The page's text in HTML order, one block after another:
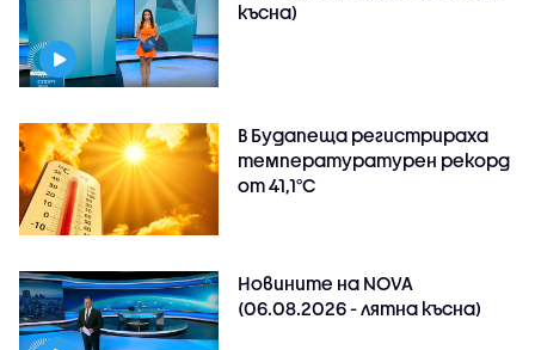
късна)
В Будапеща регистрираха
температуратурен рекорд
от 41,1°C
Новините на NOVA
(06.08.2026 - лятна късна)